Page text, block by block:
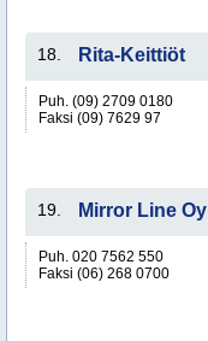
18. Rita-Keittiöt
Puh. (09) 2709 0180
Faksi (09) 7629 97
19. Mirror Line Oy
Puh. 020 7562 550
Faksi (06) 268 0700